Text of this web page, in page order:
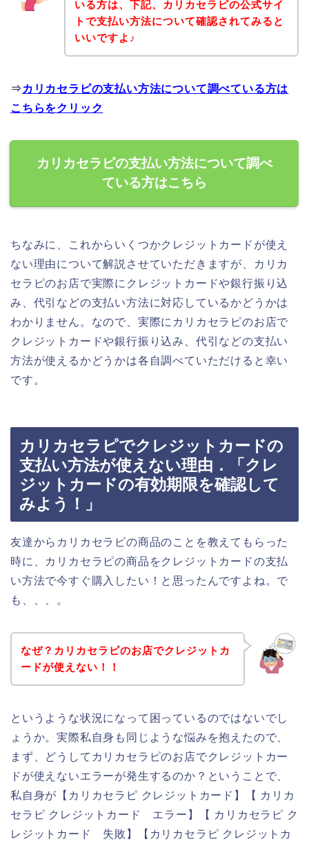
いる方は、下記、カリカセラピの公式サイ
トで支払い方法について確認されてみると
いいですよ♪
⇒ カリカセラピの支払い方法について調べている方は
こちらをクリック
カリカセラピの支払い方法について調べ
ている方はこちら
ちなみに、これからいくつかクレジットカードが使え
ない理由について解説させていただきますが、カリカ
セラピのお店で実際にクレジットカードや銀行振り込
み、代引などの支払い方法に対応しているかどうかは
わかりません。なので、実際にカリカセラピのお店で
クレジットカードや銀行振り込み、代引などの支払い
方法が使えるかどうかは各自調べていただけると幸い
です。
カリカセラピでクレジットカードの
支払い方法が使えない理由．「クレ
ジットカードの有効期限を確認して
みよう！」
友達からカリカセラピの商品のことを教えてもらった
時に、カリカセラピの商品をクレジットカードの支払
い方法で今すぐ購入したい！と思ったんですよね。で
も、、、。
なぜ？カリカセラピのお店でクレジットカ
ードが使えない！！
というような状況になって困っているのではないでし
ょうか。実際私自身も同じような悩みを抱えたので、
まず、どうしてカリカセラピのお店でクレジットカー
ドが使えないエラーが発生するのか？ということで、
私自身が【カリカセラピ クレジットカード】【 カリカ
セラピ クレジットカード エラー】【 カリカセラピ ク
レジットカード 失敗】【カリカセラピ クレジットカ